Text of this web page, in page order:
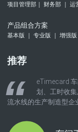
项目管理部｜ 财务部 ｜ 运
产品组合方案
基本版 ｜ 专业版 ｜ 增强版
推荐
eTimecard
划、工时收
流水线的生产制造型企